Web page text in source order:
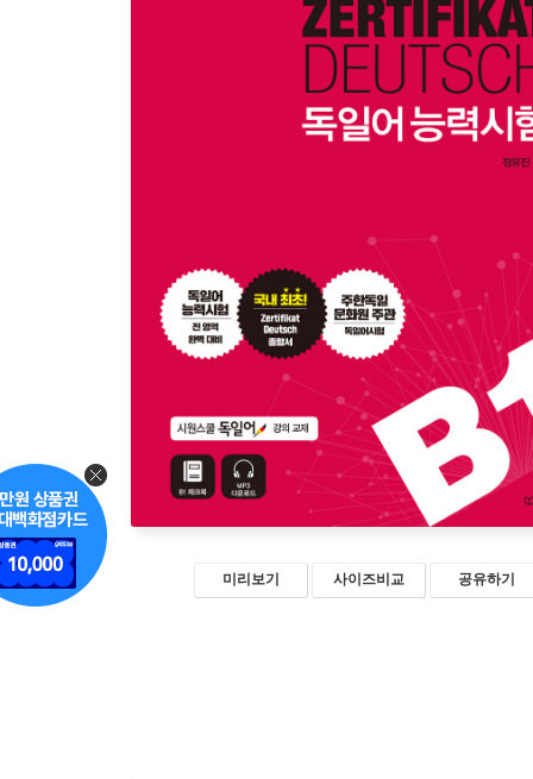
미리보기 사이즈비교 공유하기